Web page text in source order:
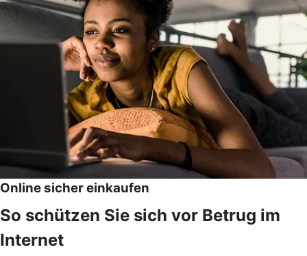
Online sicher einkaufen
So schützen Sie sich vor Betrug im
Internet